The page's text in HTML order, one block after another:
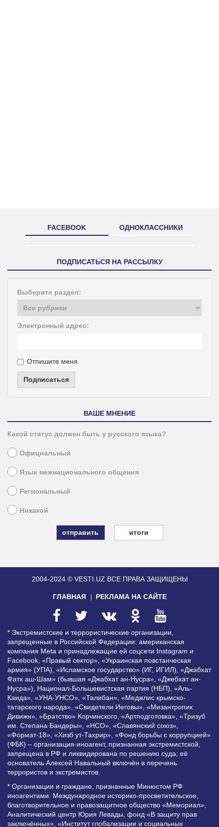
FACEBOOK ОДНОКЛАССНИКИ
ПОДПИСАТЬСЯ НА РАССЫЛКУ
Выберите раздел:
Электронный адрес:
Отпишите меня
Подписаться
ВАШЕ МНЕНИЕ
Какой статус должен быть у русского языка?
Официальный
Язык межнационального общения
Региональный
Никакой
итоги
2004-2024 © VESTI.UZ ВСЕ ПРАВА ЗАЩИЩЕНЫ
ГЛАВНАЯ РЕКЛАМА НА САЙТЕ
* Экстремистские и террористические организации,
запрещенные в Российской Федерации: американская
компания Meta и принадлежащие ей соцсети Instagram и
Facebook, «Правый сектор», «Украинская повстанческая
армия» (УПА), «Исламское государство» (ИГ, ИГИЛ), «Джабхат
Фатх аш-Шам» (бывшая «Джабхат ан-Нусра», «Джебхат ан-
Нусра»), Национал-Большевистская партия (НБП), «Аль-
Каида», «УНА-УНСО», «Талибан», «Меджлис крымско-
татарского народа», «Свидетели Иеговы», «Мизантропик
Дивижн», «Братство» Корчинского, «Артподготовка», «Тризуб
им. Степана Бандеры», «НСО», «Славянский союз»,
«Формат-18», «Хизб ут-Тахрир», «Фонд борьбы с коррупцией»
(ФБК) – организация-иноагент, признанная экстремистской,
запрещена в РФ и ликвидирована по решению суда; её
основатель Алексей Навальный включён в перечень
террористов и экстремистов.
* Организации и граждане, признанные Минюстом РФ
иноагентами: Международное историко-просветительское,
благотворительное и правозащитное общество «Мемориал»,
Аналитический центр Юрия Левады, фонд «В защиту прав
заключённых», «Институт глобализации и социальных